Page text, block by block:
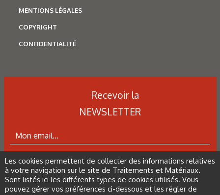
N°500 - Mai / Juin 2026
Traitements thermiques
Les aciers pour trempe
superficielle
MENTIONS LÉGALES
COPYRIGHT
CONFIDENTIALITÉ
Recevoir la
NEWSLETTER
ABONNEZ-VOUS À LA NEWSLETTER
Les cookies permettent de collecter des informations relatives
à votre navigation sur le site de Traitements et Matériaux.
Sont listés ici les différents types de cookies utilisés. Vous
pouvez gérer vos préférences ci-dessous et les régler de